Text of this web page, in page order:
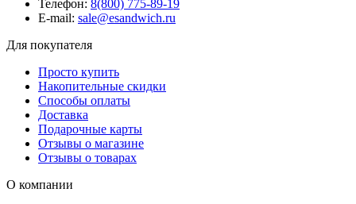
Телефон: 8(800) 775-89-19
E-mail: sale@esandwich.ru
Для покупателя
Просто купить
Накопительные скидки
Способы оплаты
Доставка
Подарочные карты
Отзывы о магазине
Отзывы о товарах
О компании